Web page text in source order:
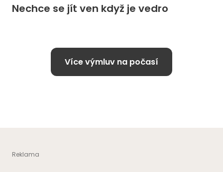
Nechce se jít ven když je vedro
Více výmluv na počasí